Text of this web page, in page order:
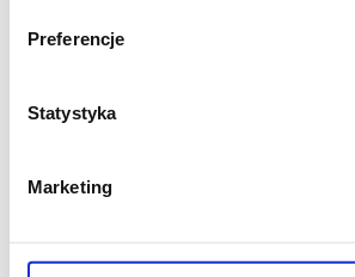
Preferencje
Statystyka
Marketing